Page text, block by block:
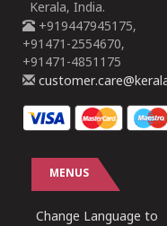
Kerala, India.
+919447945175,
+91471-2554670,
+91471-4851175
MENUS
Change Language to